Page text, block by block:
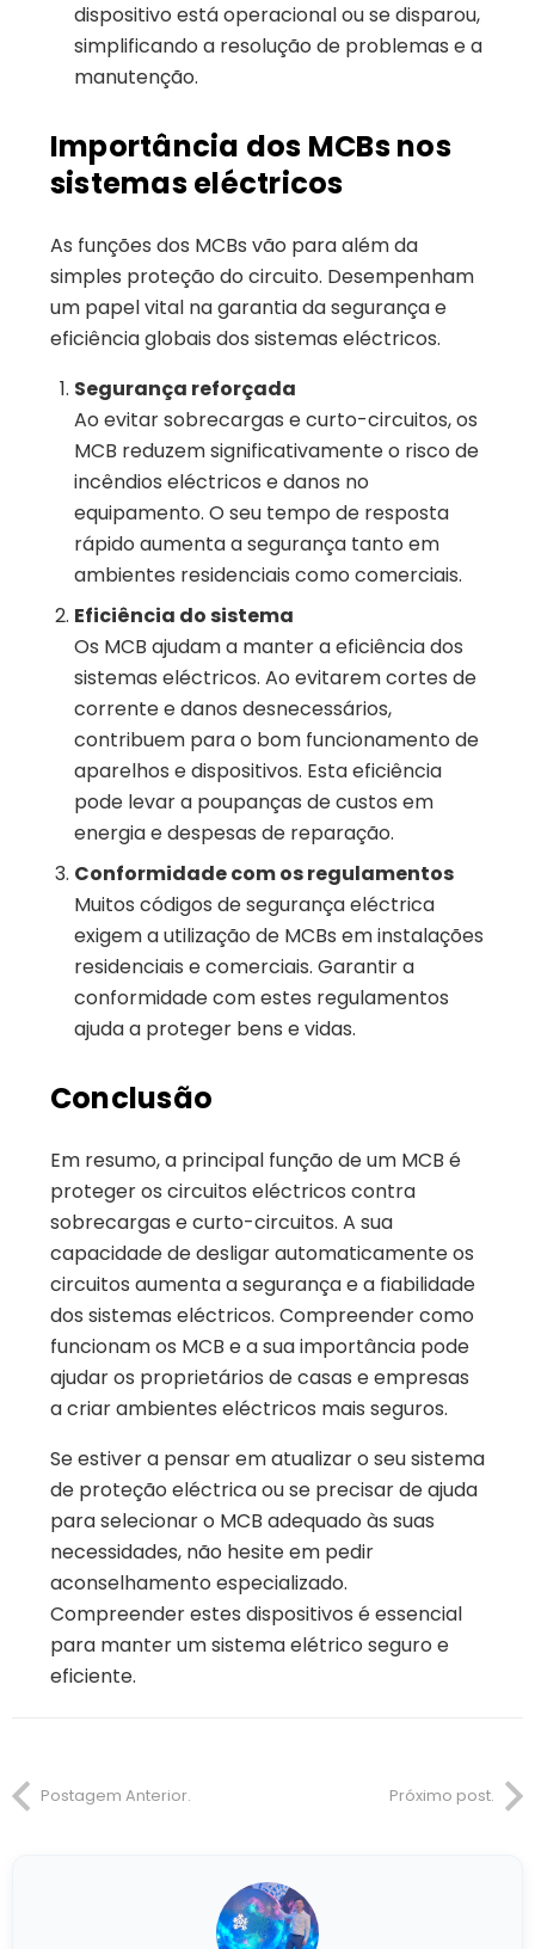
dispositivo está operacional ou se disparou,
simplificando a resolução de problemas e a
manutenção.
Importância dos MCBs nos
sistemas eléctricos
As funções dos MCBs vão para além da
simples proteção do circuito. Desempenham
um papel vital na garantia da segurança e
eficiência globais dos sistemas eléctricos.
Segurança reforçada
Ao evitar sobrecargas e curto-circuitos, os
MCB reduzem significativamente o risco de
incêndios eléctricos e danos no
equipamento. O seu tempo de resposta
rápido aumenta a segurança tanto em
ambientes residenciais como comerciais.
Eficiência do sistema
Os MCB ajudam a manter a eficiência dos
sistemas eléctricos. Ao evitarem cortes de
corrente e danos desnecessários,
contribuem para o bom funcionamento de
aparelhos e dispositivos. Esta eficiência
pode levar a poupanças de custos em
energia e despesas de reparação.
Conformidade com os regulamentos
Muitos códigos de segurança eléctrica
exigem a utilização de MCBs em instalações
residenciais e comerciais. Garantir a
conformidade com estes regulamentos
ajuda a proteger bens e vidas.
Conclusão
Em resumo, a principal função de um MCB é
proteger os circuitos eléctricos contra
sobrecargas e curto-circuitos. A sua
capacidade de desligar automaticamente os
circuitos aumenta a segurança e a fiabilidade
dos sistemas eléctricos. Compreender como
funcionam os MCB e a sua importância pode
ajudar os proprietários de casas e empresas
a criar ambientes eléctricos mais seguros.
Se estiver a pensar em atualizar o seu sistema
de proteção eléctrica ou se precisar de ajuda
para selecionar o MCB adequado às suas
necessidades, não hesite em pedir
aconselhamento especializado.
Compreender estes dispositivos é essencial
para manter um sistema elétrico seguro e
eficiente.
Postagem Anterior. Próximo post.